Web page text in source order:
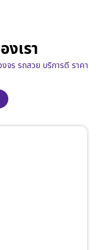
งเรา
จร รถสวย บริการดี ราคา